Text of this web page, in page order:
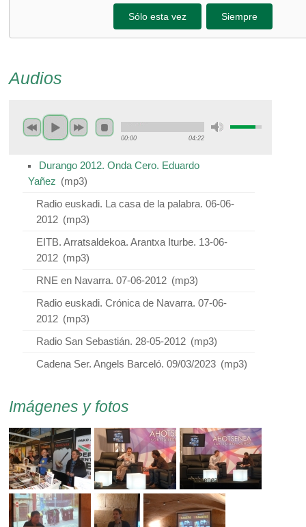
Sólo esta vez Siempre
Audios
00:00 04:22
Durango 2012. Onda Cero. Eduardo
Yañez (mp3)
Radio euskadi. La casa de la palabra. 06-06-
2012 (mp3)
EITB. Arratsaldekoa. Arantxa Iturbe. 13-06-
2012 (mp3)
RNE en Navarra. 07-06-2012 (mp3)
Radio euskadi. Crónica de Navarra. 07-06-
2012 (mp3)
Radio San Sebastián. 28-05-2012 (mp3)
Cadena Ser. Angels Barceló. 09/03/2023 (mp3)
Imágenes y fotos